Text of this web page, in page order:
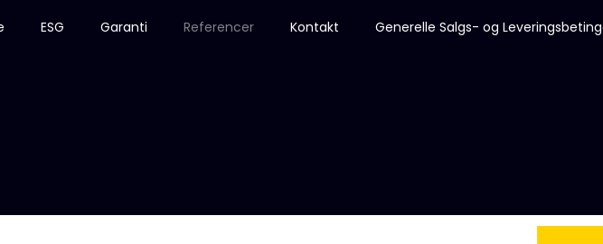
ESG Garanti Referencer Kontakt Generelle Salgs- og